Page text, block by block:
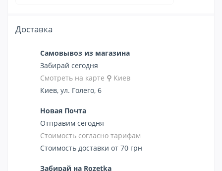
Доставка
Самовывоз из магазина
Забирай сегодня
Смотреть на карте ⚲ Киев
Киев, ул. Голего, 6
Новая Почта
Отправим сегодня
Стоимость согласно тарифам
Стоимость доставки от 70 грн
Забирай на Rozetka